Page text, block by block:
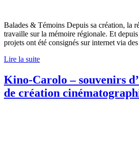
Balades & Témoins Depuis sa création, la
travaille sur la mémoire régionale. Et depuis
projets ont été consignés sur internet via
Lire la suite
Kino-Carolo – souvenirs
de création